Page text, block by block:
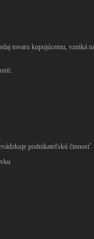
tovaru kupujúcemu,
podnikateľskú činnosť